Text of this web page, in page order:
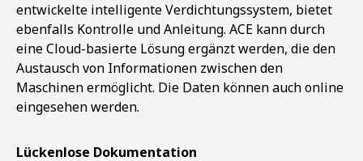
entwickelte intelligente Verdichtungssystem, bietet
ebenfalls Kontrolle und Anleitung. ACE kann durch
eine Cloud-basierte Lösung ergänzt werden, die den
Austausch von Informationen zwischen den
Maschinen ermöglicht. Die Daten können auch online
eingesehen werden.
Lückenlose Dokumentation